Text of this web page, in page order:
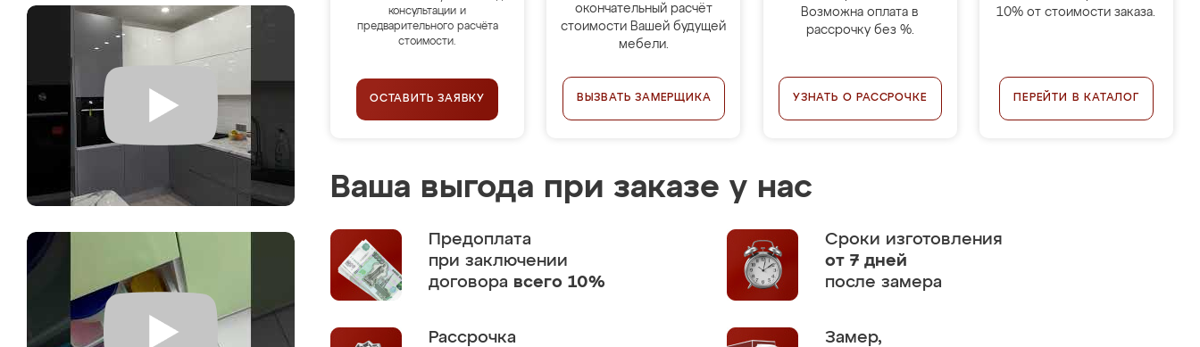
консультации и
предварительного расчёта
стоимости.
ОСТАВИТЬ ЗАЯВКУ
окончательный расчёт
стоимости Вашей будущей
мебели.
ВЫЗВАТЬ ЗАМЕРЩИКА
Возможна оплата в
рассрочку без %.
УЗНАТЬ О РАССРОЧКЕ
10% от стоимости заказа.
ПЕРЕЙТИ В КАТАЛОГ
Ваша выгода при заказе у нас
Предоплата
при заключении
договора всего 10%
Сроки изготовления
от 7 дней
после замера
Рассрочка
Замер,